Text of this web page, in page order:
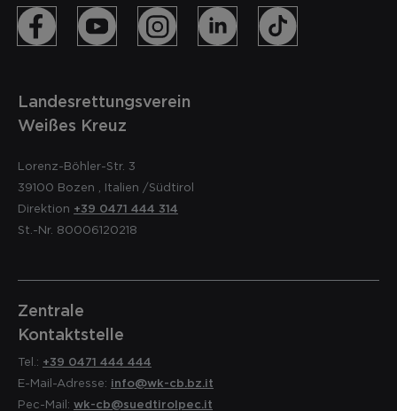
Landesrettungsverein
Weißes Kreuz
Lorenz-Böhler-Str. 3
39100 Bozen Italien /Südtirol
Direktion +39 0471 444 314
St.-Nr. 80006120218
Zentrale
Kontaktstelle
Tel.: +39 0471 444 444
E-Mail-Adresse: info@wk-cb.bz.it
Pec-Mail: wk-cb@suedtirolpec.it